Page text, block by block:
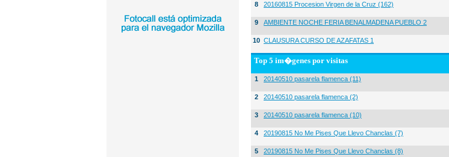
8 20160815 Procesion Virgen de la Cruz (162)
9 AMBIENTE NOCHE FERIA BENALMADENA PUEBLO 2
10 CLAUSURA CURSO DE AZAFATAS 1
Top 5 im�genes por visitas
1 20140510 pasarela flamenca (11)
2 20140510 pasarela flamenca (2)
3 20140510 pasarela flamenca (10)
4 20190815 No Me Pises Que Llevo Chanclas (7)
5 20190815 No Me Pises Que Llevo Chanclas (8)